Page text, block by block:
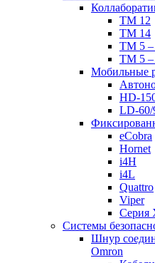
TM 12
TM 14
TM 5 –
TM 5 –
Мобильные
HD-
LD-60/
eCobra
Hornet
i4H
i4L
Quattro
Viper
Серия
Системы
Шнур
Omron